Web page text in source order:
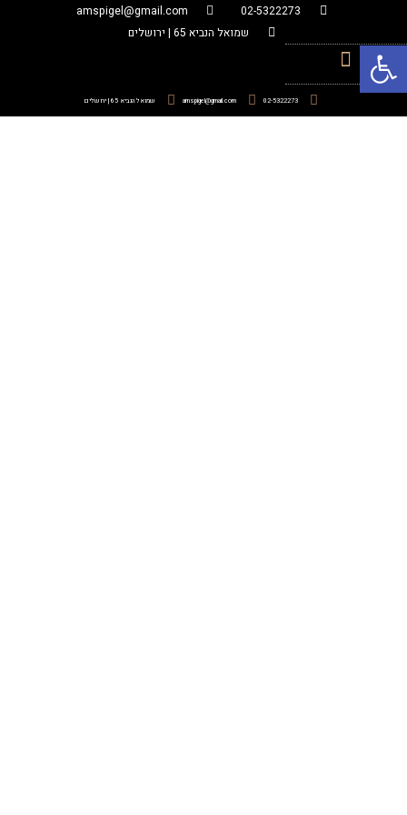
02-5322273
amspigel@gmail.com
שמואל הנביא 65 | ירושלים
02-5322273
amspigel@gmail.com שמואל הנביא 65 | ירושלים
פתח סרגל נגישות